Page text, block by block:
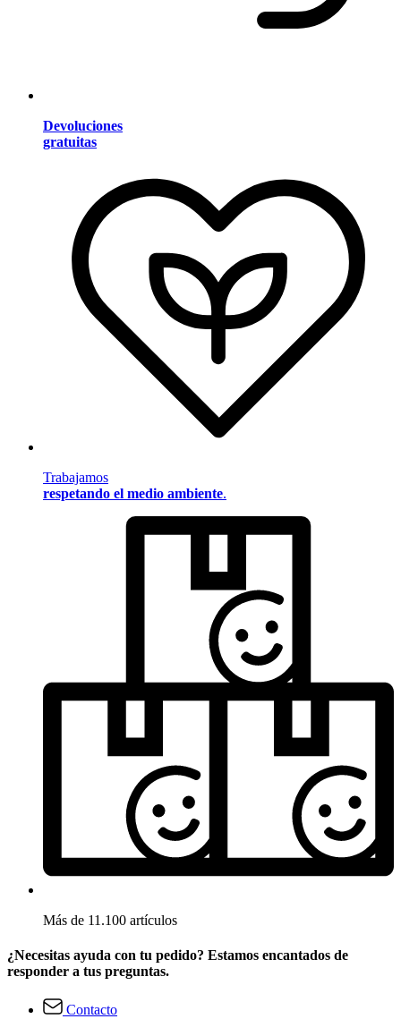
Devoluciones
gratuitas
Trabajamos
respetando el medio ambiente.
Más de 11.100 artículos
¿Necesitas ayuda con tu pedido? Estamos encantados de
responder a tus preguntas.
Contacto